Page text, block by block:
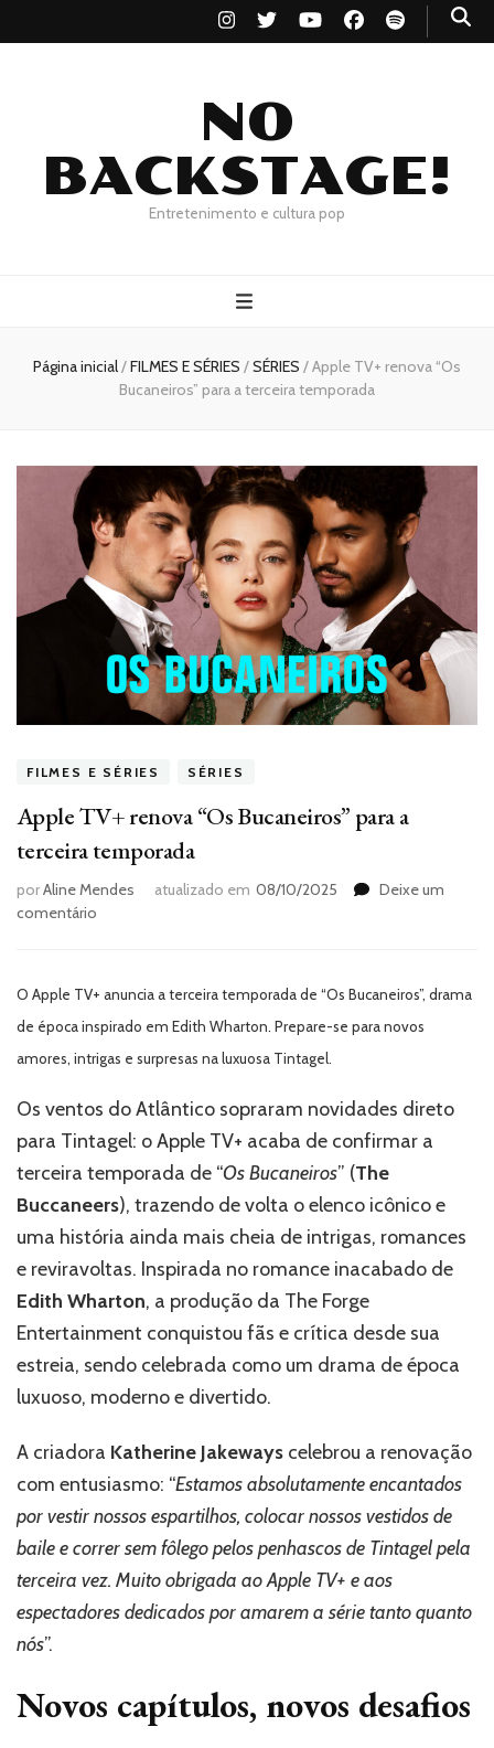
NO
BACKSTAGE!
Entretenimento e cultura pop
Página inicial/FILMES E SÉRIES /SÉRIES /Apple TV+ renova “Os
Bucaneiros” para a terceira temporada
FILMES E SÉRIES SÉRIES
Apple TV+ renova “Os Bucaneiros” para a
terceira temporada
porAline Mendes atualizado em 08/10/2025
Deixe um
comentário
“Os
Bucaneiros”
para
a
terceira
temporada
O Apple TV+ anuncia a terceira temporada de “Os Bucaneiros”, drama
de época inspirado em Edith Wharton. Prepare-se para novos
amores, intrigas e surpresas na luxuosa Tintagel.
Os ventos do Atlântico sopraram novidades direto
para Tintagel: o Apple TV+ acaba de confirmar a
terceira temporada de “Os Bucaneiros” (The
Buccaneers), trazendo de volta o elenco icônico e
uma história ainda mais cheia de intrigas, romances
e reviravoltas. Inspirada no romance inacabado de
Edith Wharton, a produção da The Forge
Entertainment conquistou fãs e crítica desde sua
estreia, sendo celebrada como um drama de época
luxuoso, moderno e divertido.
A criadora Katherine Jakeways celebrou a renovação
com entusiasmo: “Estamos absolutamente encantados
por vestir nossos espartilhos, colocar nossos vestidos de
baile e correr sem fôlego pelos penhascos de Tintagel pela
terceira vez. Muito obrigada ao Apple TV+ e aos
espectadores dedicados por amarem a série tanto quanto
nós”.
Novos capítulos, novos desafios